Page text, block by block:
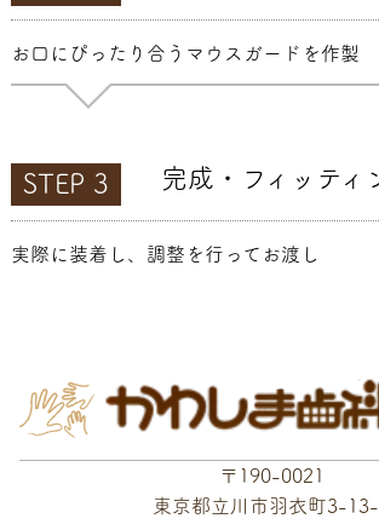
お口にぴったり合うマウスガードを作製
STEP 3 完成・フィッティ
実際に装着し、調整を行ってお渡し
〒190-0021
東京都立川市羽衣町3-